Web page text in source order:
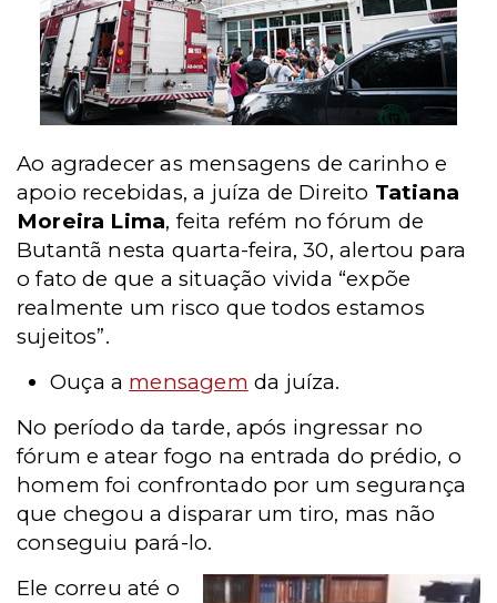
Ao agradecer as mensagens de carinho e
apoio recebidas, a juíza de Direito Tatiana
Moreira Lima, feita refém no fórum de
Butantã nesta quarta-feira, 30, alertou para
o fato de que a situação vivida “expõe
realmente um risco que todos estamos
sujeitos”.
Ouça a mensagem da juíza.
No período da tarde, após ingressar no
fórum e atear fogo na entrada do prédio, o
homem foi confrontado por um segurança
que chegou a disparar um tiro, mas não
conseguiu pará-lo.
Ele correu até o